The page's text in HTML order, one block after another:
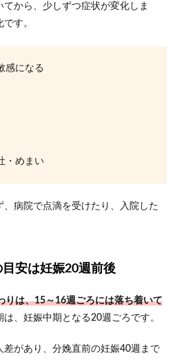
から、少しずつ症状が変化しま
す。
感になる
・めまい
病院で点滴を受けたり、入院した
安は妊娠20週前後
りは、15～16週ごろには落ち着いて
、妊娠中期となる20週ごろです。
差があり、分娩直前の妊娠40週まで